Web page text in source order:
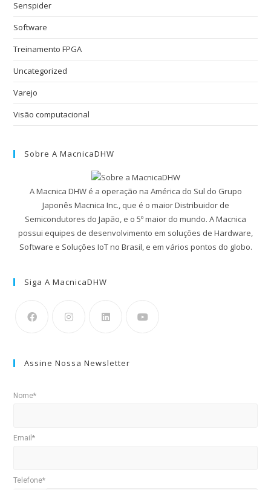
Senspider
Software
Treinamento FPGA
Uncategorized
Varejo
Visão computacional
Sobre A MacnicaDHW
A Macnica DHW é a operação na América do Sul do Grupo
Japonês Macnica Inc., que é o maior Distribuidor de
Semicondutores do Japão, e o 5º maior do mundo. A Macnica
possui equipes de desenvolvimento em soluções de Hardware,
Software e Soluções IoT no Brasil, e em vários pontos do globo.
Siga A MacnicaDHW
Assine Nossa Newsletter
Nome*
Email*
Telefone*